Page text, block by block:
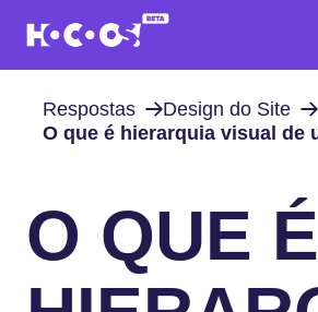
Respostas
Design do Site
O que é hierarquia visual de
O QUE É